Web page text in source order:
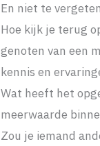
En niet te
Hoe kijk je terug
genoten van een
kennis en
Wat heeft het
meerwaarde
Zou je iemand